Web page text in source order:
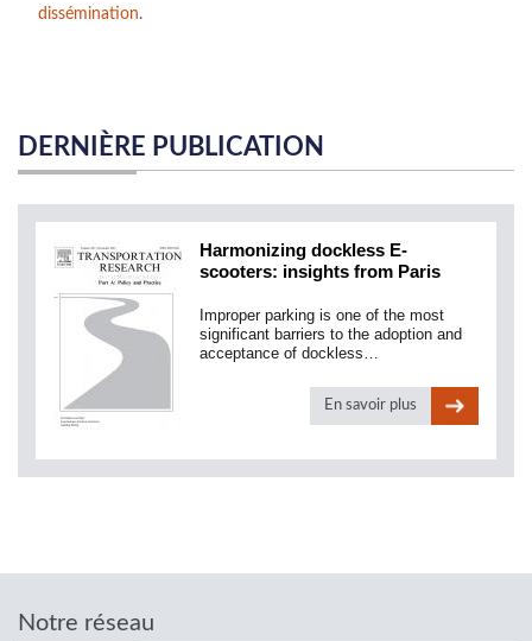
dissémination.
DERNIÈRE PUBLICATION
Harmonizing dockless E-
scooters: insights from Paris
Improper parking is one of the most
significant barriers to the adoption and
acceptance of dockless…
En savoir plus
Notre réseau